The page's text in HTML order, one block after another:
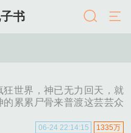
书
狂世界，神已无力回天，就
累累尸骨来普渡这芸芸众
1335万
06-24 22:14:15